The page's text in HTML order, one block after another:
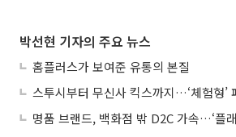
박선현 기자의 주요 뉴스
홈플러스가 보여준 유통의 본질